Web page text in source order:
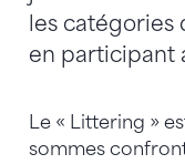
les
en participant
Le « Littering »
sommes